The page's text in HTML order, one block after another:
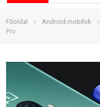
Főoldal » Android mobilok »
Pro